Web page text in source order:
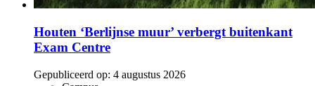
Houten ‘Berlijnse muur’ verbergt buitenkant
Exam Centre
Gepubliceerd op: 4 augustus 2026